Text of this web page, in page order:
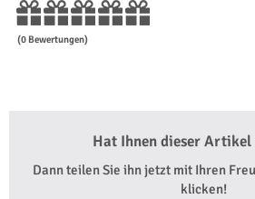
(0 Bewertungen)
Hat Ihnen dieser Artikel
Dann teilen Sie ihn jetzt mit Ihren
klicken!